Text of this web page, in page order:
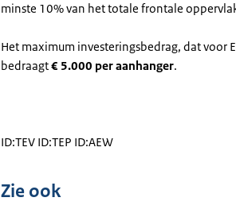
minste 10% van het totale frontale
Het maximum investeringsbedrag, dat
bedraagt€ 5.000 per aanhanger.
ID:TEV ID:TEP ID:AEW
Zie ook